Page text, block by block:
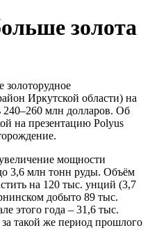
золота
Иркутской области) на
240–260 млн долларов. Об
на презентацию Polyus
мощности
3,6 млн тонн руды. Объём
на 120 тыс. унций (3,7
добыто 89 тыс.
этого года – 31,6 тыс.
такой же период прошлого